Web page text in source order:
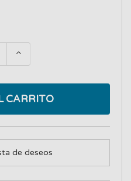
CARRITO
de deseos